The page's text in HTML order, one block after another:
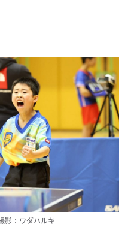
影：ワダハルキ